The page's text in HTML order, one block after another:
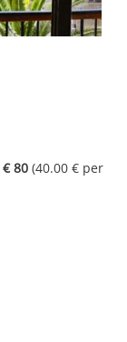
€ 80 (40.00 € per